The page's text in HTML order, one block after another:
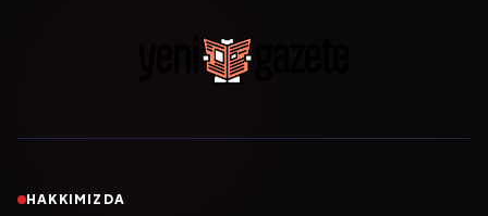
HAKKIMIZDA